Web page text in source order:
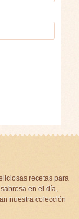
recetas para
en el día,
nuestra colección